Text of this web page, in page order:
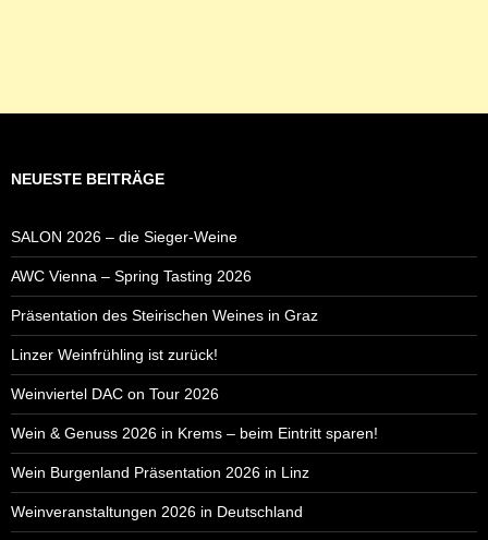
NEUESTE BEITRÄGE
SALON 2026 – die Sieger-Weine
AWC Vienna – Spring Tasting 2026
Präsentation des Steirischen Weines in Graz
Linzer Weinfrühling ist zurück!
Weinviertel DAC on Tour 2026
Wein & Genuss 2026 in Krems – beim Eintritt sparen!
Wein Burgenland Präsentation 2026 in Linz
Weinveranstaltungen 2026 in Deutschland